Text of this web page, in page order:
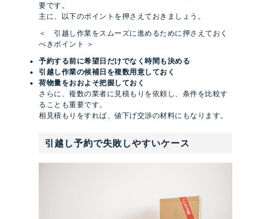
要です。
主に、以下のポイントを押さえておきましょう。
＜ 引越し作業をスムーズに進めるために押さえておく
べきポイント ＞
予約する前に希望日だけでなく時間も決める
引越し作業の候補日を複数用意しておく
荷物量をおおよそ把握しておく
さらに、複数の業者に見積もりを依頼し、条件を比較す
ることも重要です。
相見積もりをすれば、値下げ交渉の材料にもなります。
引越し予約で失敗しやすいケース